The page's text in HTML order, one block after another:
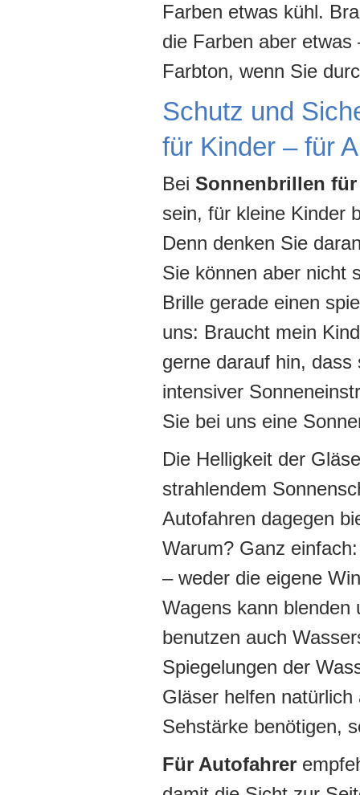
Farben etwas kühl.
die Farben aber
Farbton, wenn Sie
Schutz und
für Kinder – für
Bei Sonnenbrillen
sein, für kleine Kinder
Denn denken Sie
Sie können aber nicht
Brille gerade einen
uns: Braucht mein
gerne darauf hin,
intensiver
Sie bei uns eine
Die Helligkeit der
strahlendem
Autofahren dagegen
Warum? Ganz
– weder die eigene
Wagens kann blenden
benutzen auch
Spiegelungen der
Gläser helfen
Sehstärke benötigen,
Für Autofahrer